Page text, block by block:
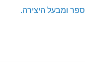
ומבעל היצירה.